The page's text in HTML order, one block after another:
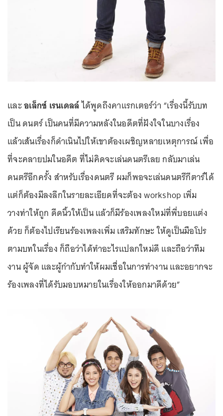
และอเล็กซ์ เรนเดลล์ได้พูดถึงคาแรกเตอร์ว่า “เรื่องนี้รับบท
เป็น ดนตร์ เป็นคนที่มีความหลังในอดีตที่ฝังใจในบางเรื่อง
แล้วเส้นเรื่องก็ดำเนินไปให้เขาต้องเผชิญหลายเหตุการณ์ เพื่อ
ที่จะคลายปมในอดีต ที่ไม่คิดจะเล่นดนตรีเลย กลับมาเล่น
ดนตรีอีกครั้ง สำหรับเรื่องดนตรี ผมก็พอจะเล่นดนตรีกีตาร์ได้
แต่ก็ต้องมีลงลึกในรายละเอียดที่จะต้อง workshop เพิ่ม
วางท่าให้ถูก ดีดนิ้วให้เป็น แล้วก็มีร้องเพลงใหม่ที่พี่บอยแต่ง
ด้วย ก็ต้องไปเรียนร้องเพลงเพิ่ม เสริมทักษะ ให้ดูเป็นมือโปร
ตามบทในเรื่อง ก็ถือว่าได้ทำอะไรแปลกใหม่ดี และถือว่าทีม
งาน ผู้จัด และผู้กำกับทำให้ผมเชื่อในการทำงาน และอยากจะ
ร้องเพลงที่ได้รับมอบหมายในเรื่องให้ออกมาดีด้วย”